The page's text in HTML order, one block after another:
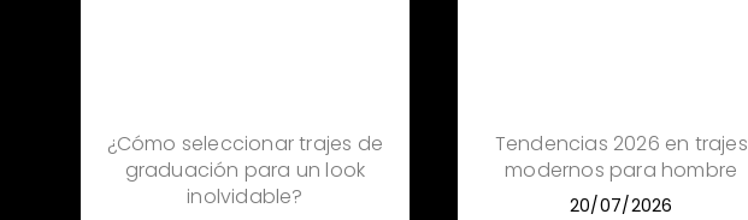
¿Cómo seleccionar trajes de
graduación para un look
inolvidable?
Tendencias 2026 en trajes
modernos para hombre
20/07/2026